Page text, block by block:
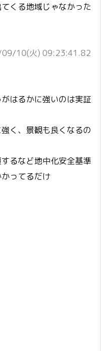
くる地域じゃなかった
10(火) 09:23:41.82
はるかに強いのは実証
く、景観も良くなるの
るなど地中化安全基準
ってるだけ